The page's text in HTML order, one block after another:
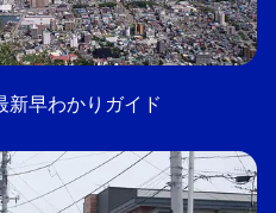
新早わかりガイド